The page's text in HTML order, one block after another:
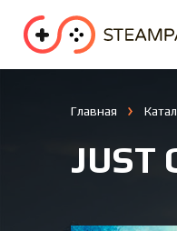
Спорт
Главная
JUST